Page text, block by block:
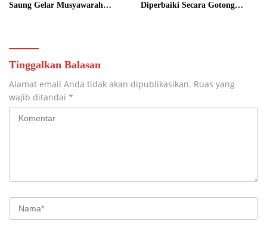
Saung Gelar Musyawarah
Diperbaiki Secara Gotong
Tinggalkan Balasan
Alamat email Anda tidak akan dipublikasikan. Ruas yang
wajib ditandai *